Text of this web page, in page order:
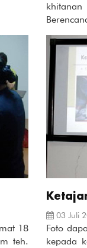
18
teh.
03 Juli
Foto
kepada